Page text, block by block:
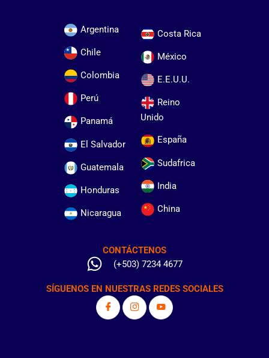
Argentina
Chile
Colombia
Perú
Panamá
El Salvador
Guatemala
Honduras
Nicaragua
Costa Rica
México
E.E.U.U.
Reino
Unido
España
Sudafrica
India
China
CONTÁCTENOS
(+503) 7234 4677
SÍGUENOS EN NUESTRAS REDES SOCIALES